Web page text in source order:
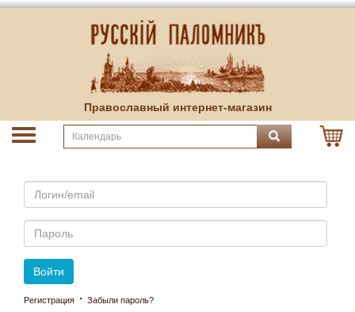
Православный интернет-магазин
Email
Пароль
Войти
Регистрация · Забыли пароль?